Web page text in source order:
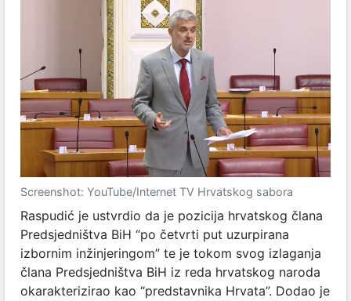
Screenshot: YouTube/Internet TV Hrvatskog sabora
Raspudić je ustvrdio da je pozicija hrvatskog člana
Predsjedništva BiH “po četvrti put uzurpirana
izbornim inžinjeringom” te je tokom svog izlaganja
člana Predsjedništva BiH iz reda hrvatskog naroda
okarakterizirao kao “predstavnika Hrvata”. Dodao je